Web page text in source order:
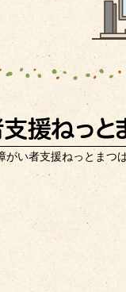
い者支援ねっとまつ